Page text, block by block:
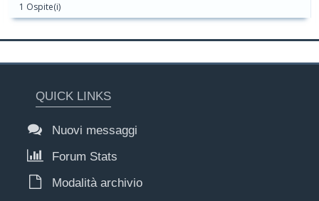
1 Ospite(i)
QUICK LINKS
Nuovi messaggi
Forum Stats
Modalità archivio